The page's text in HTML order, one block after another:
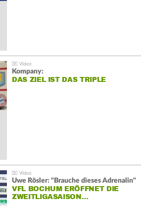
Kompany:
DAS ZIEL IST DAS TRIPLE
Uwe Rösler: "Brauche dieses Adrenalin"
VFL BOCHUM ERÖFFNET DIE
ZWEITLIGASAISON…